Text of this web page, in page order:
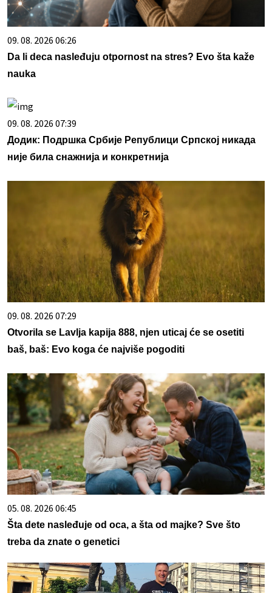
09. 08. 2026 06:26
Da li deca nasleđuju otpornost na stres? Evo šta kaže
nauka
09. 08. 2026 07:39
Додик: Подршка Србије Републици Српској никада
није била снажнија и конкретнија
09. 08. 2026 07:29
Otvorila se Lavlja kapija 888, njen uticaj će se osetiti
baš, baš: Evo koga će najviše pogoditi
05. 08. 2026 06:45
Šta dete nasleđuje od oca, a šta od majke? Sve što
treba da znate o genetici